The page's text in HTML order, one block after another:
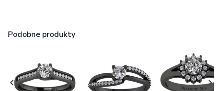
Podobne produkty